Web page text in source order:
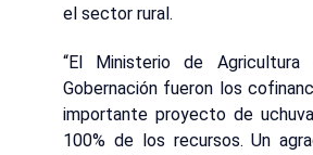
el sector rural.
“El Ministerio de
Gobernación fueron los
importante proyecto de
100% de los recursos. Un